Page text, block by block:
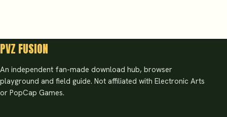
PVZ FUSION
An independent fan-made download hub, browser
playground and field guide. Not affiliated with Electronic Arts
or PopCap Games.